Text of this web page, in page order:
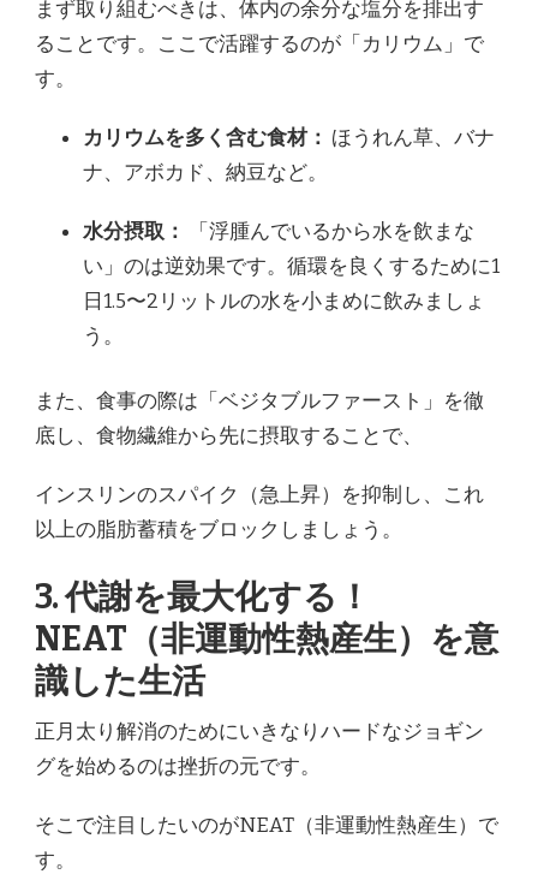
まず取り組むべきは、体内の余分な塩分を排出す
ることです。ここで活躍するのが「カリウム」で
す。
カリウムを多く含む食材： ほうれん草、バナ
ナ、アボカド、納豆など。
水分摂取：
「浮腫んでいるから水を飲まな
い」のは逆効果です。循環を良くするために1
日1.5〜2リットルの水を小まめに飲みましょ
う。
また、食事の際は「ベジタブルファースト」を徹
底し、食物繊維から先に摂取することで、
インスリンのスパイク（急上昇）を抑制し、これ
以上の脂肪蓄積をブロックしましょう。
3. 代謝を最大化する！
NEAT（非運動性熱産生）を意
識した生活
正月太り解消のためにいきなりハードなジョギン
グを始めるのは挫折の元です。
そこで注目したいのがNEAT（非運動性熱産生）で
す。